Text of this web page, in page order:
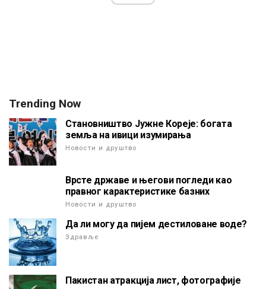
Trending Now
Становништво Јужне Кореје: богата
земља на ивици изумирања
Новости и друштво
Врсте државе и његови погледи као
правног карактеристике базних
Новости и друштво
Да ли могу да пијем дестиловане воде?
Здравље
Пакистан атракција лист, фотографије